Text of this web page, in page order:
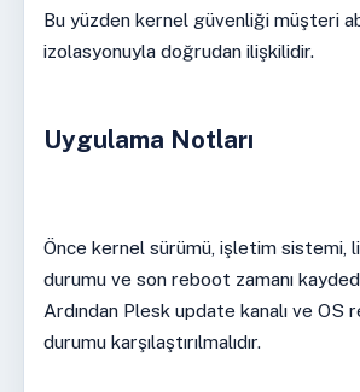
Bu yüzden kernel güvenliği müşteri
izolasyonuyla doğrudan ilişkilidir.
Uygulama Notları
Önce kernel sürümü, işletim sistemi,
durumu ve son reboot zamanı
Ardından Plesk update kanalı ve OS
durumu karşılaştırılmalıdır.